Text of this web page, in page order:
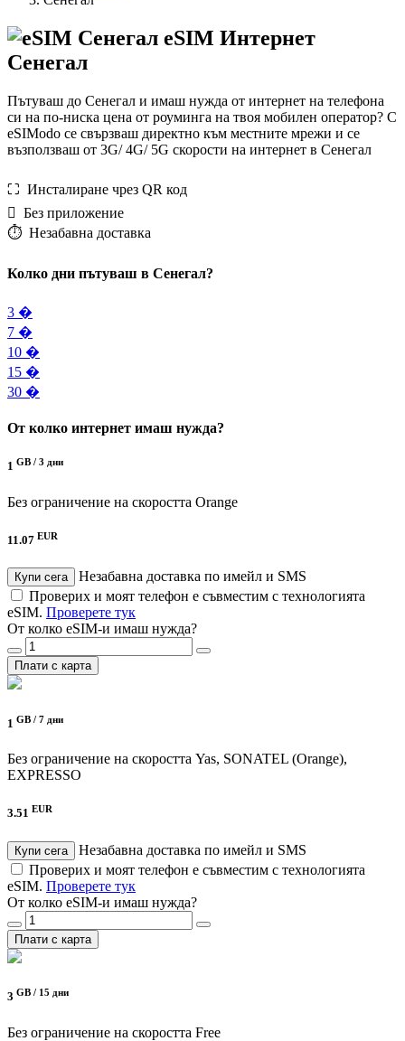
eSIM Интернет
Сенегал
Пътуваш до Сенегал и имаш нужда от интернет на телефона
си на по-ниска цена от роуминга на твоя мобилен оператор? С
eSIModo се свързваш директно към местните мрежи и се
възползваш от 3G/ 4G/ 5G скорости на интернет в Сенегал
⛶️️ Инсталиране чрез QR код
️ Без приложение
⏱️️ Незабавна доставка
Колко дни пътуваш в Сенегал?
3 �
7 �
10 �
15 �
30 �
От колко интернет имаш нужда?
1 GB / 3 дни
Без ограничение на скоростта Orange
11.07 EUR
Купи сега
Незабавна доставка по имейл и SMS
Проверих и моят телефон е съвместим с технологията
eSIM. Проверете тук
От колко eSIM-и имаш нужда?
Плати с карта
1 GB / 7 дни
Без ограничение на скоростта Yas, SONATEL (Orange),
EXPRESSO
3.51 EUR
Купи сега
Незабавна доставка по имейл и SMS
Проверих и моят телефон е съвместим с технологията
eSIM. Проверете тук
От колко eSIM-и имаш нужда?
Плати с карта
3 GB / 15 дни
Без ограничение на скоростта Free